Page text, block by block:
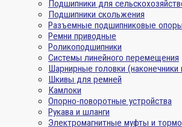
Подшипники для
Подшипники скольжения
Разъемные подшипниковые опоры
Ремни приводные
Роликоподшипники
Системы линейного перемещения
Шарнирные головки
Шкивы для ремней
Камлоки
Опорно-поворотные устройства
Рукава и шланги
Электромагнитные муфты и